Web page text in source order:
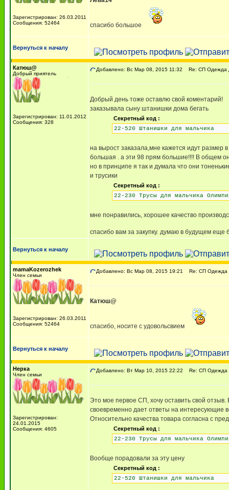
Зарегистрирован: 26.03.2011
Сообщения: 52464
спасибо большое
Вернуться к началу
Катюш@
Добрый приятель
Зарегистрирован: 11.01.2012
Сообщения: 328
Добавлено: Вс Мар 08, 2015 11:32 Re: СП Одежда
Добрый день тоже оставлю свой коментарий!
заказывала сыну штанишки дома бегать
Секретный код :
22-520 Штанишки для мальчика
на вырост заказала,мне кажется идут размер
большая . а эти 98 прям большие!!!! В общем
но в принципе я так и думала что они
и трусики
Секретный код :
22-230 Трусы для мальчика
мне понравились, хорошее качество
спасибо вам за закупку. думаю в будущем еще
Вернуться к началу
mamaKozerozhek
Член семьи
Зарегистрирован: 26.03.2011
Сообщения: 52464
Добавлено: Вс Мар 08, 2015 19:21 Re: СП Одежда
Катюш@
спасибо, носите с удовольсвием
Вернуться к началу
Нерка
Член семьи
Зарегистрирован:
24.01.2015
Сообщения: 4605
Добавлено: Вт Мар 10, 2015 22:22 Re: СП Одежда
Это мое первое СП, хочу оставить свой
своевременно дает ответы на интересующие
Относительно качества товара согласна с
Секретный код :
22-230 Трусы для мальчика
Вообще порадовали за эту цену
Секретный код :
22-520 Штанишки для мальчика